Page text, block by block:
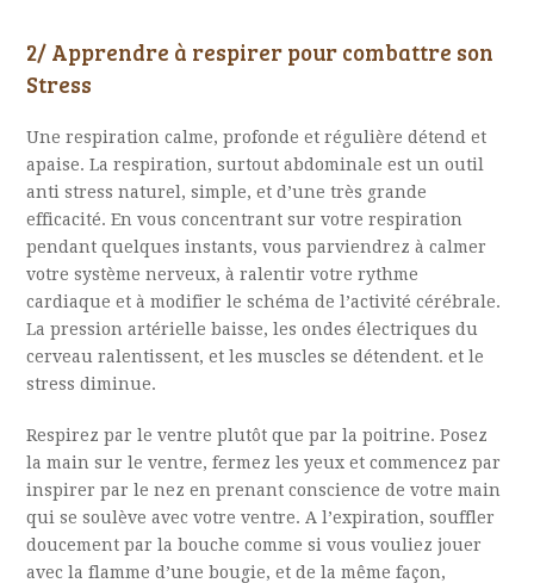
2/ Apprendre à respirer pour combattre son
Stress
Une respiration calme, profonde et régulière détend et
apaise. La respiration, surtout abdominale est un outil
anti stress naturel, simple, et d’une très grande
efficacité. En vous concentrant sur votre respiration
pendant quelques instants, vous parviendrez à calmer
votre système nerveux, à ralentir votre rythme
cardiaque et à modifier le schéma de l’activité cérébrale.
La pression artérielle baisse, les ondes électriques du
cerveau ralentissent, et les muscles se détendent. et le
stress diminue.
Respirez par le ventre plutôt que par la poitrine. Posez
la main sur le ventre, fermez les yeux et commencez par
inspirer par le nez en prenant conscience de votre main
qui se soulève avec votre ventre. A l’expiration, souffler
doucement par la bouche comme si vous vouliez jouer
avec la flamme d’une bougie, et de la même façon,